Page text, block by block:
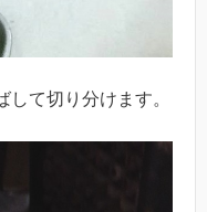
して切り分けます。